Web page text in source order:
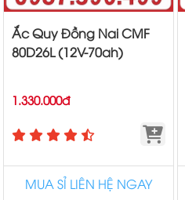
Ắc Quy Đồng Nai CMF
80D26L (12V-70ah)
1.330.000đ
MUA SỈ LIÊN HỆ NGAY